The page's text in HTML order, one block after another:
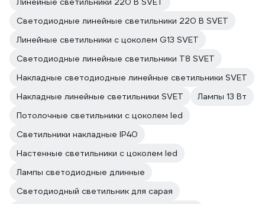
Светодиодные линейные светильники 220 В SVET
Линейные светильники с цоколем G13 SVET
Светодиодные линейные светильники T8 SVET
Накладные светодиодные линейные светильники SVET
Накладные линейные светильники SVET
Лампы 13 Вт
Потолочные светильники с цоколем led
Светильники накладные IP40
Настенные светильники с цоколем led
Лампы светодиодные длинные
Светодиодный светильник для сарая